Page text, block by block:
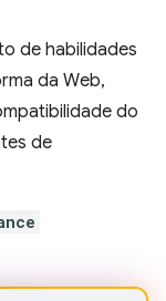
de habilidades
da Web,
do
de